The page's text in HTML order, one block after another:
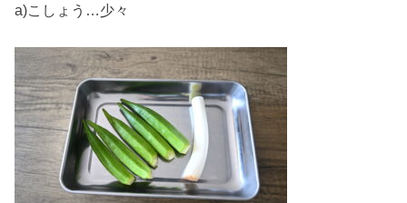
a)こしょう…少々